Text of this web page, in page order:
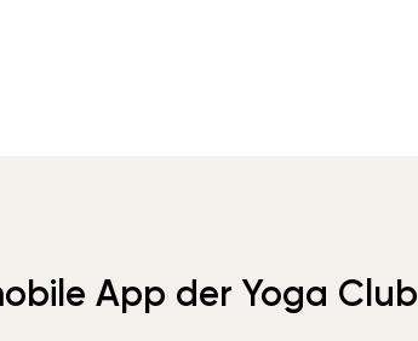
App der Yoga Club